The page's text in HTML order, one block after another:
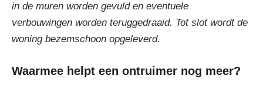
in de muren worden gevuld en eventuele
verbouwingen worden teruggedraaid. Tot slot wordt de
woning bezemschoon opgeleverd.
Waarmee helpt een ontruimer nog meer?